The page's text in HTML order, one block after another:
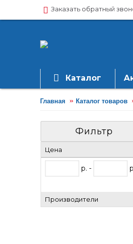
Заказать обратный
Каталог
Главная Каталог товаров
Фильтр
Цена
р. -
Производители